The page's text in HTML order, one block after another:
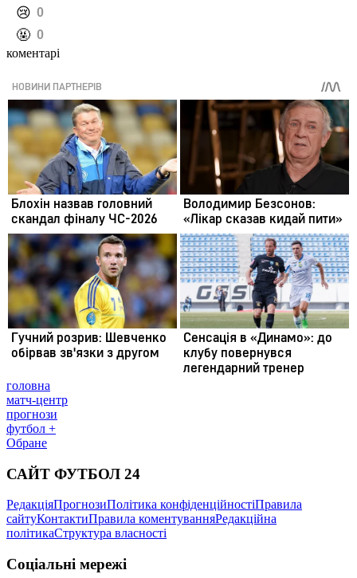
️😢 0
️🤬 0
коментарі
головна
матч-центр
прогнози
футбол +
Обране
САЙТ ФУТБОЛ 24
РедакціяПрогнозиПолітика конфіденційностіПравила
сайтуКонтактиПравила коментуванняРедакційна
політикаСтруктура власності
Соціальні мережі